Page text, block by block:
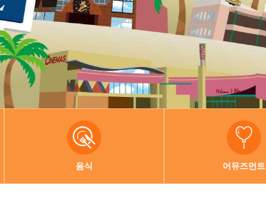
음식 어뮤즈먼트